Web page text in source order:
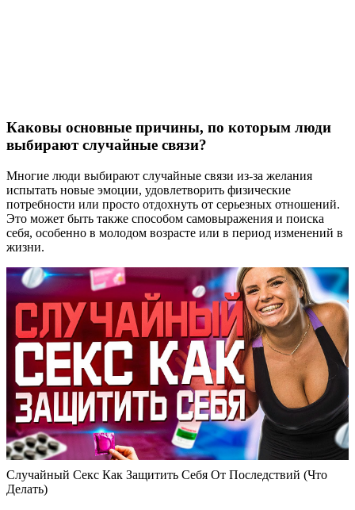
Каковы основные причины, по которым люди
выбирают случайные связи?
Многие люди выбирают случайные связи из-за желания
испытать новые эмоции, удовлетворить физические
потребности или просто отдохнуть от серьезных отношений.
Это может быть также способом самовыражения и поиска
себя, особенно в молодом возрасте или в период изменений в
жизни.
Случайный Секс Как Защитить Себя От Последствий (Что
Делать)